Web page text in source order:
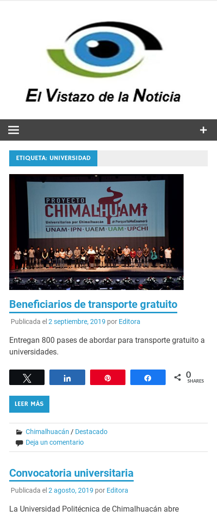
ETIQUETA: UNIVERSIDAD
Beneficiarios de transporte gratuito
Publicada el 2 septiembre, 2019 por Editora
Entregan 800 pases de abordar para transporte gratuito a
universidades.
Share 0
SHARES
LEER MÁS
Chimalhuacán / Destacado
Deja un comentario
Convocatoria universitaria
Publicada el 2 agosto, 2019 por Editora
La Universidad Politécnica de Chimalhuacán abre